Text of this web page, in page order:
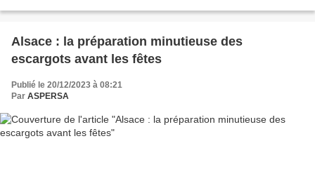
Alsace : la préparation minutieuse des
escargots avant les fêtes
Publié le 20/12/2023 à 08:21
Par ASPERSA